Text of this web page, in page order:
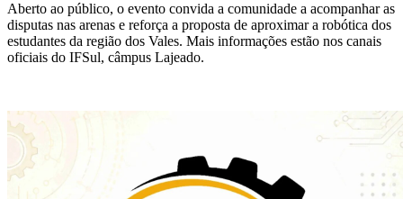
Aberto ao público, o evento convida a comunidade a acompanhar as
disputas nas arenas e reforça a proposta de aproximar a robótica dos
estudantes da região dos Vales. Mais informações estão nos canais
oficiais do IFSul, câmpus Lajeado.